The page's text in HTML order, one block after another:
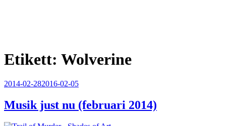
Etikett: Wolverine
Publicerat
2014-02-282016-02-05
Musik just nu (februari 2014)